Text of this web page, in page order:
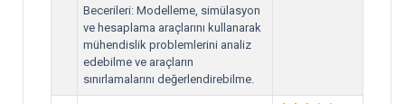
Becerileri: Modelleme, simülasyon
ve hesaplama araçlarını kullanarak
mühendislik problemlerini analiz
edebilme ve araçların
sınırlamalarını değerlendirebilme.